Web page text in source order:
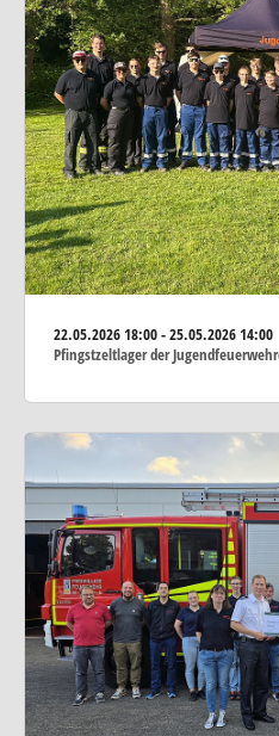
22.05.202618:00 - 25.05.2026 14:00
Pfingstzeltlager der